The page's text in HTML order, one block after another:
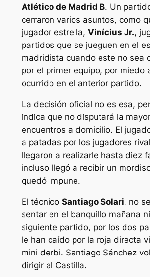
Atlético de Madrid B. Un
cerraron varios asuntos, como
jugador estrella, Vinícius Jr.,
partidos que se jueguen en el
madridista cuando este no sea
por el primer equipo, por miedo
ocurrido en el anterior partido.
La decisión oficial no es esa,
indica que no disputará la
encuentros a domicilio. El
a patadas por los jugadores
llegaron a realizarle hasta diez
incluso llegó a recibir un
quedó impune.
El técnico Santiago Solari, no
sentar en el banquillo mañana
siguiente partido, por los dos
le han caído por la roja directa
mini derbi. Santiago Sánchez
dirigir al Castilla.